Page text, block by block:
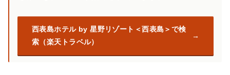
西表島ホテル by 星野リゾート＜西表島＞で検
索（楽天トラベル）